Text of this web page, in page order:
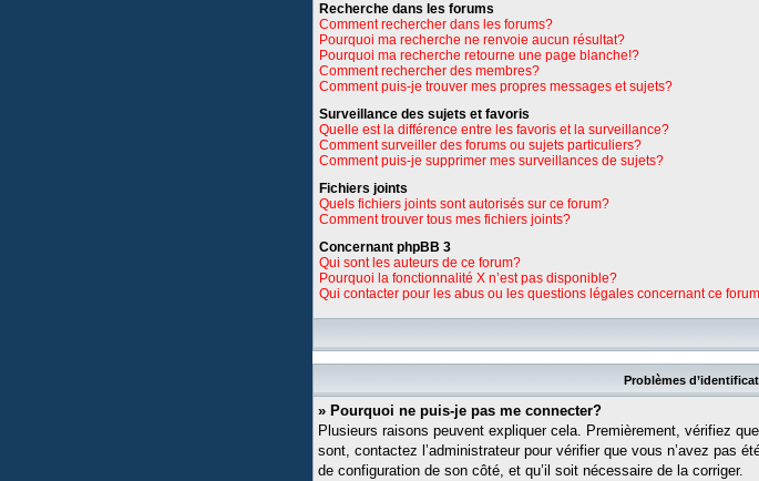
Recherche dans les forums
Comment rechercher dans les forums?
Pourquoi ma recherche ne renvoie aucun résultat?
Pourquoi ma recherche retourne une page blanche!?
Comment rechercher des membres?
Comment puis-je trouver mes propres messages et sujets?
Surveillance des sujets et favoris
Quelle est la différence entre les favoris et la surveillance?
Comment surveiller des forums ou sujets particuliers?
Comment puis-je supprimer mes surveillances de sujets?
Fichiers joints
Quels fichiers joints sont autorisés sur ce forum?
Comment trouver tous mes fichiers joints?
Concernant phpBB 3
Qui sont les auteurs de ce forum?
Pourquoi la fonctionnalité X n’est pas disponible?
Qui contacter pour les abus ou les questions légales concernant ce
Problèmes
» Pourquoi ne puis-je pas me connecter?
Plusieurs raisons peuvent expliquer cela. Premièrement, vérifiez
sont, contactez l’administrateur pour vérifier que vous n’avez pas
de configuration de son côté, et qu’il soit nécessaire de la corriger.